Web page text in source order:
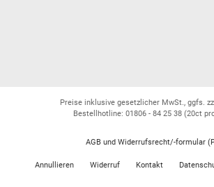
Preise inklusive gesetzlicher MwSt., ggfs.
Bestellhotline: 01806 - 84 25 38 (20ct
AGB und Widerrufsrecht/-formular
Annullieren Widerruf Kontakt